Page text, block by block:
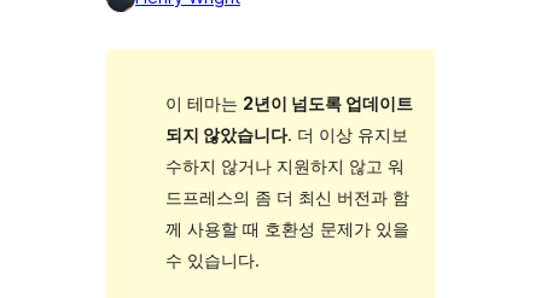
이 테마는 2년이 넘도록 업데이트
되지 않았습니다. 더 이상 유지보
수하지 않거나 지원하지 않고 워
드프레스의 좀 더 최신 버전과 함
께 사용할 때 호환성 문제가 있을
수 있습니다.